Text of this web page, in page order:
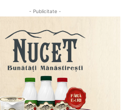
- Publicitate -